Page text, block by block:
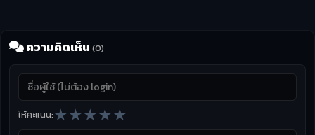
ความคิดเห็น (0)
ให้คะแนน:★★★★★